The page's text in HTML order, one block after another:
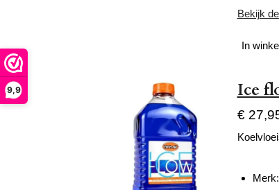
9,9
Bekijk
In
Ice
€
Merk: